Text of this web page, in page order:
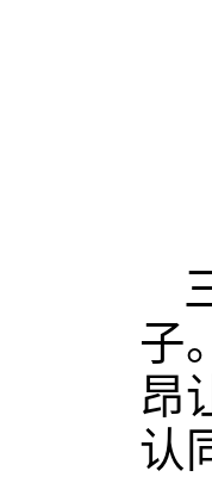
子
昂
认